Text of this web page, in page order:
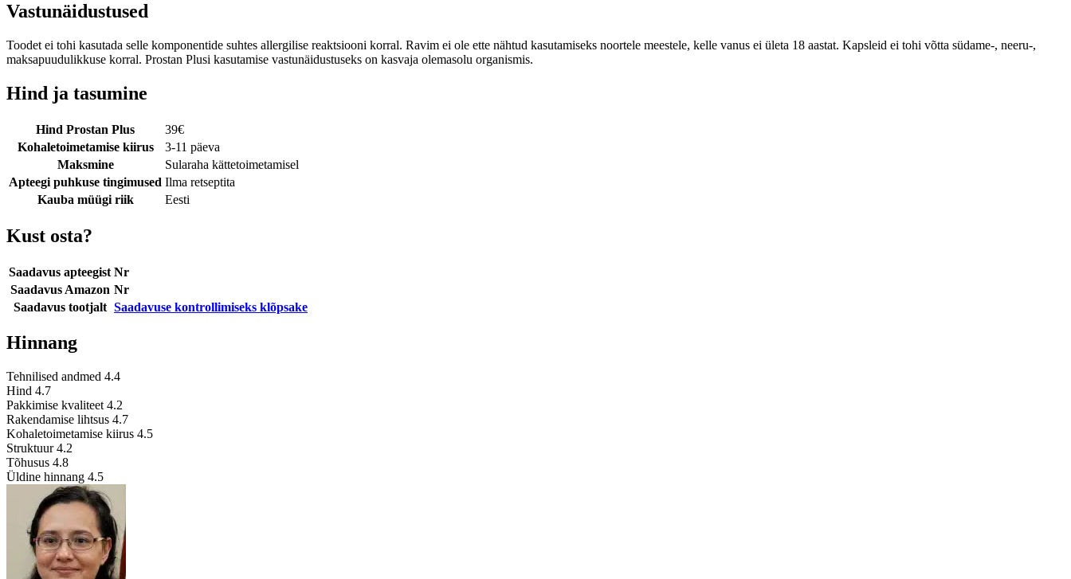
Vastunäidustused
Toodet ei tohi kasutada selle komponentide suhtes allergilise reaktsiooni korral. Ravim ei ole ette nähtud kasutamiseks noortele meestele, kelle vanus ei ületa 18 aastat. Kapsleid ei tohi võtta südame-, neeru-,
maksapuudulikkuse korral. Prostan Plusi kasutamise vastunäidustuseks on kasvaja olemasolu organismis.
Hind ja tasumine
Hind Prostan Plus 39€
Kohaletoimetamise kiirus
3-11 päeva
Maksmine
Sularaha kättetoimetamisel
Apteegi puhkuse tingimused Ilma retseptita
Kauba müügi riik
Eesti
Kust osta?
Saadavus apteegist Nr
Saadavus Amazon Nr
Saadavus tootjalt Saadavuse kontrollimiseks klõpsake
Hinnang
Tehnilised andmed 4.4
Hind 4.7
Pakkimise kvaliteet 4.2
Rakendamise lihtsus 4.7
Kohaletoimetamise kiirus 4.5
Struktuur 4.2
Tõhusus 4.8
Üldine hinnang 4.5